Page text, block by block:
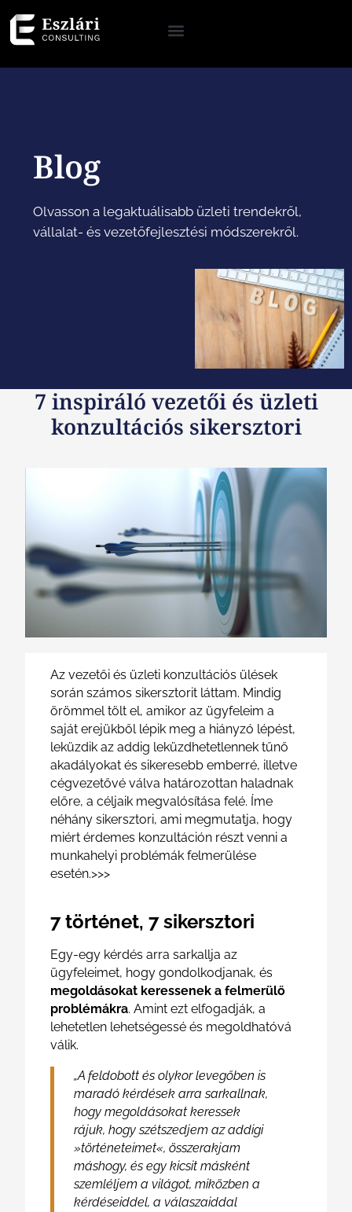
Blog
Olvasson a legaktuálisabb üzleti trendekről,
vállalat- és vezetőfejlesztési módszerekről.
7 inspiráló vezetői és üzleti
konzultációs sikersztori
Az vezetői és üzleti konzultációs ülések
során számos sikersztorit láttam. Mindig
örömmel tölt el, amikor az ügyfeleim a
saját erejükből lépik meg a hiányzó lépést,
leküzdik az addig leküzdhetetlennek tűnő
akadályokat és sikeresebb emberré, illetve
cégvezetővé válva határozottan haladnak
előre, a céljaik megvalósítása felé. Íme
néhány sikersztori, ami megmutatja, hogy
miért érdemes konzultáción részt venni a
munkahelyi problémák felmerülése
esetén.>>>
7 történet, 7 sikersztori
Egy-egy kérdés arra sarkallja az
ügyfeleimet, hogy gondolkodjanak, és
megoldásokat keressenek a felmerülő
problémákra. Amint ezt elfogadják, a
lehetetlen lehetségessé és megoldhatóvá
válik.
„A feldobott és olykor levegőben is
maradó kérdések arra sarkallnak,
hogy megoldásokat keressek
rájuk, hogy szétszedjem az addigi
»történeteimet«, összerakjam
máshogy, és egy kicsit másként
szemléljem a világot, miközben a
kérdéseiddel, a válaszaiddal